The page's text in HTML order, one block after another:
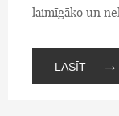
laimīgāko un
LASĪT →